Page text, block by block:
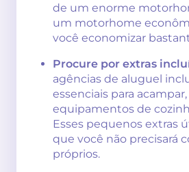
de um enorme
um motorhome
você economizar
Procure por extras
agências de aluguel
essenciais para
equipamentos de
Esses pequenos extras
que você não precisará
próprios.